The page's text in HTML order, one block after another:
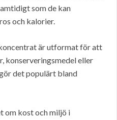
som de kan
och kalorier.
är utformat för att
konserveringsmedel eller
det populärt bland
om kost och miljö i